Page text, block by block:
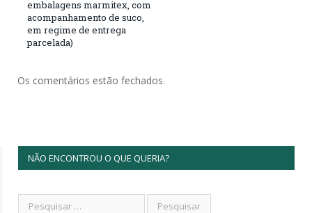
embalagens marmitex, com
acompanhamento de suco,
em regime de entrega
parcelada)
Os comentários estão fechados.
NÃO ENCONTROU O QUE QUERIA?